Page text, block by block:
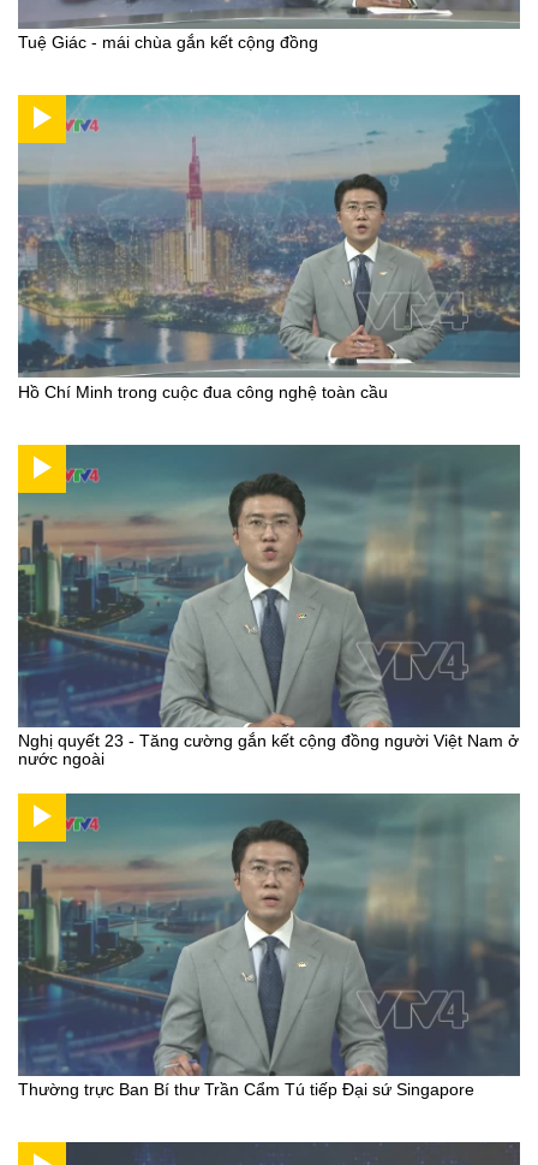
Tuệ Giác - mái chùa gắn kết cộng đồng
Hồ Chí Minh trong cuộc đua công nghệ toàn cầu
Nghị quyết 23 - Tăng cường gắn kết cộng đồng người Việt Nam ở
nước ngoài
Thường trực Ban Bí thư Trần Cẩm Tú tiếp Đại sứ Singapore